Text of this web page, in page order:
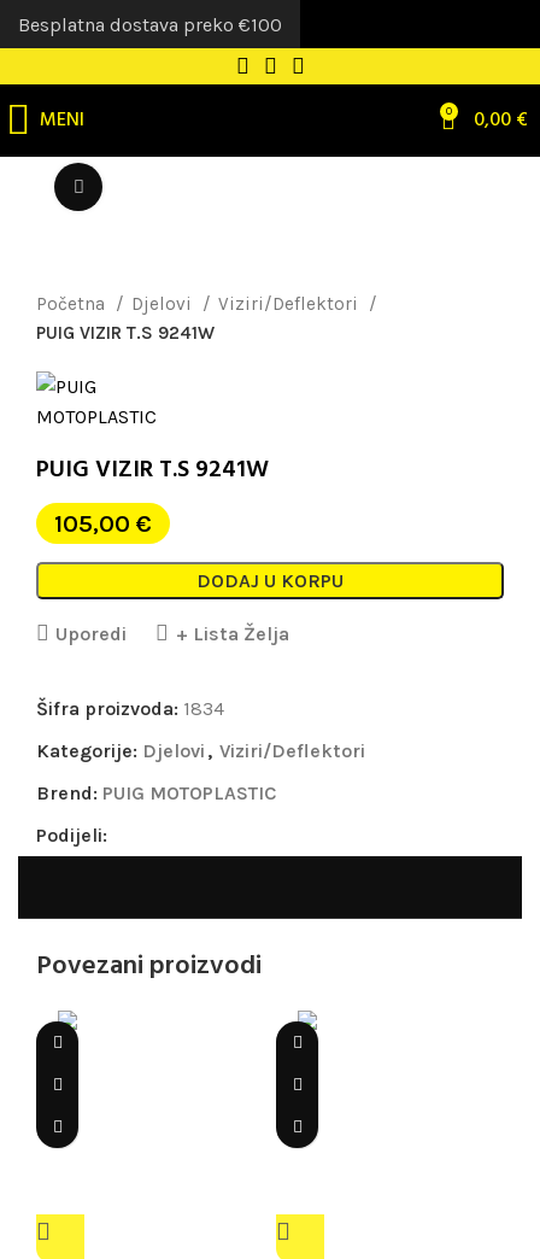
MENI 0 0,00€
Početna Djelovi
Viziri/Deflektori
PUIG VIZIR T.S 9241W
PUIG VIZIR T.S 9241W
105,00 €
DODAJ U KORPU
Uporedi + Lista Želja
Šifra proizvoda: 1834
Kategorije: Djelovi , Viziri/Deflektori
Brend: PUIG MOTOPLASTIC
Podijeli:
Povezani proizvodi
Besplatna dostava preko €100